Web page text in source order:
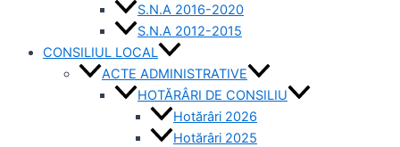
S.N.A 2016-2020
S.N.A 2012-2015
CONSILIUL LOCAL
ACTE ADMINISTRATIVE
HOTĂRÂRI DE CONSILIU
Hotărâri 2026
Hotărâri 2025